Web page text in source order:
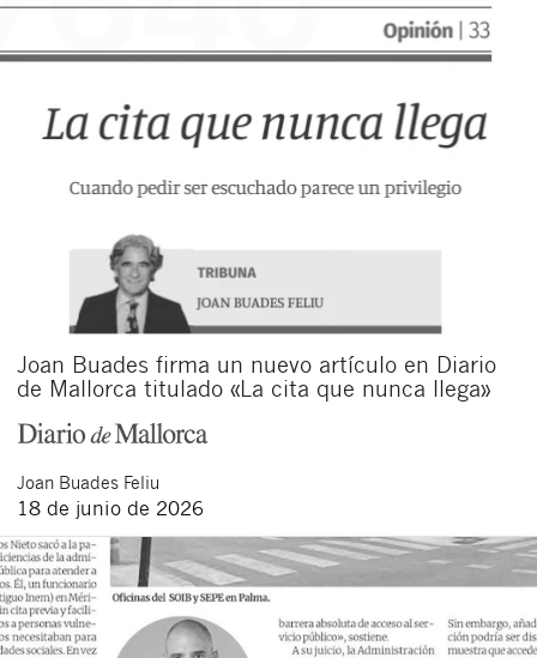
Joan Buades firma un nuevo artículo en Diario
de Mallorca titulado «La cita que nunca llega»
Joan Buades Feliu
18 de junio de 2026